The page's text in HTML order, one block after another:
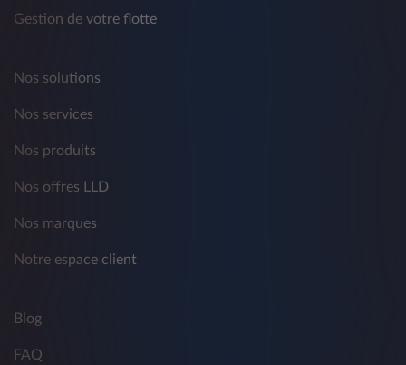
Gestion de votre flotte
Nos solutions
Nos services
Nos produits
Nos offres LLD
Nos marques
Notre espace client
Blog
FAQ